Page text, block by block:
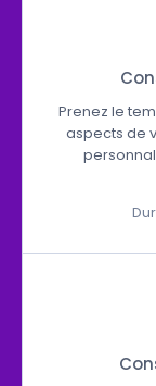
Prenez le
aspects de